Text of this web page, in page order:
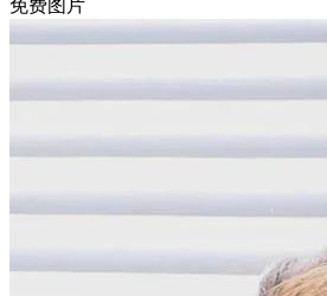
免费图片